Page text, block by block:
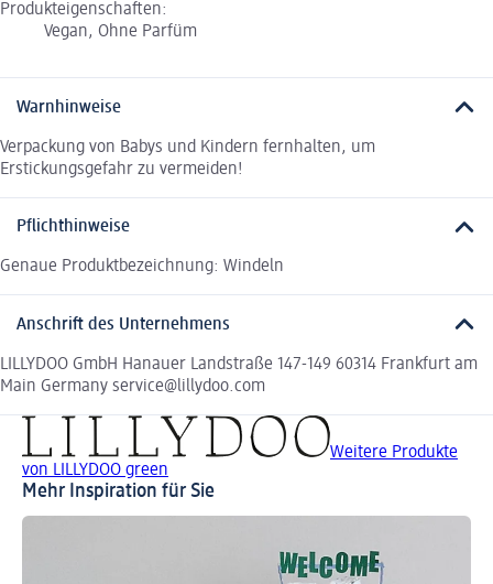
Produkteigenschaften:
Vegan, Ohne Parfüm
Warnhinweise
Verpackung von Babys und Kindern fernhalten, um
Erstickungsgefahr zu vermeiden!
Pflichthinweise
Genaue Produktbezeichnung: Windeln
Anschrift des Unternehmens
LILLYDOO GmbH Hanauer Landstraße 147-149 60314 Frankfurt am
Main Germany service@lillydoo.com
Weitere Produkte
von LILLYDOO green
Mehr Inspiration für Sie